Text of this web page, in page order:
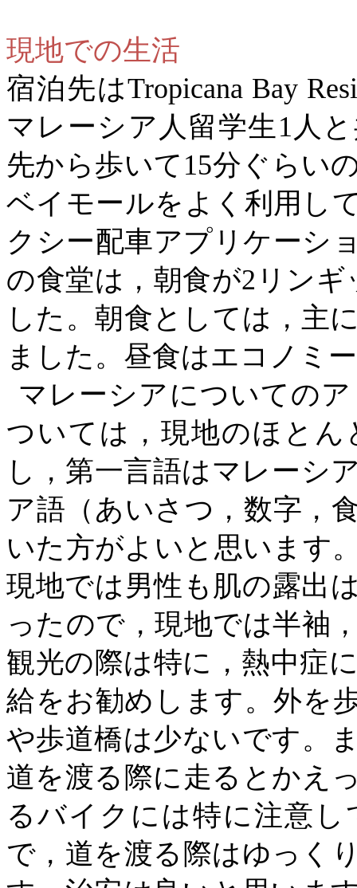
現地での生活
宿泊先はTropicana Bay
マレーシア人留学生1 人
先から歩いて 15分ぐらい
ベイモールをよく利用し
クシー配車アプリケーシ
の食堂は，朝食が2 リン
した。朝食としては，主
ました。昼食はエコノミ
マレーシアについての
ついては，現地のほと
し，第一言語はマレーシ
ア語（あいさつ，数字，
いた方がよいと思います
現地では男性も肌の露出
ったので，現地では半袖
観光の際は特に，熱中症
給をお勧めします。外を
や歩道橋は少ないです。
道を渡る際に走るとかえ
るバイクには特に注意
で，道を渡る際はゆっく